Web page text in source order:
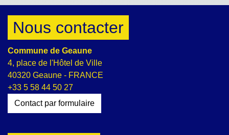
Nous contacter
Commune de Geaune
4, place de l'Hôtel de Ville
40320 Geaune - FRANCE
+33 5 58 44 50 27
Contact par formulaire